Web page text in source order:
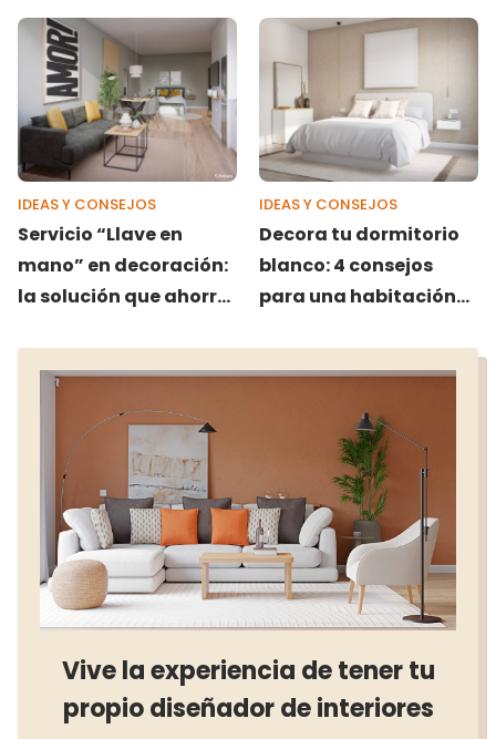
Respondemos a la
GRAN pregunta
perduran
IDEAS Y CONSEJOS
Servicio “Llave en
mano” en decoración:
la solución que ahorra
empresas e
inmobiliarias
IDEAS Y CONSEJOS
Decora tu dormitorio
blanco: 4 consejos
para una habitación
Vive la experiencia de tener tu
propio diseñador de interiores